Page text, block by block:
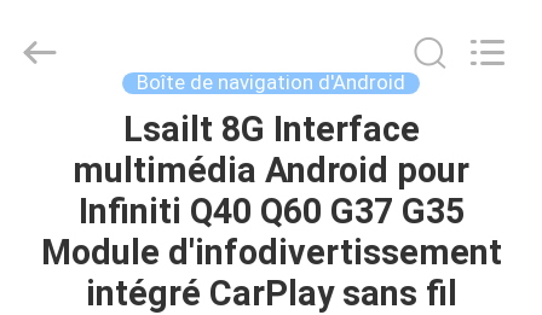
MAISON
PRODUITS
VIDÉOS
Automobile
Electron
Boîte de navigation d'Android
Lsailt 8G Interface
multimédia Android pour
Infiniti Q40 Q60 G37 G35
Module d'infodivertissement
intégré CarPlay sans fil